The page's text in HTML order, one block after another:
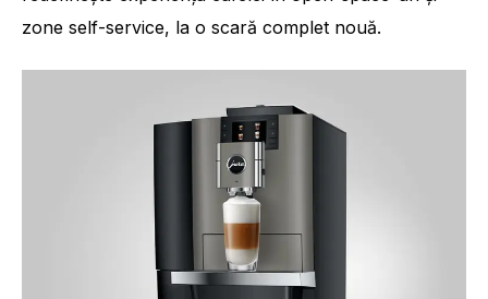
zone self-service, la o scară complet nouă.